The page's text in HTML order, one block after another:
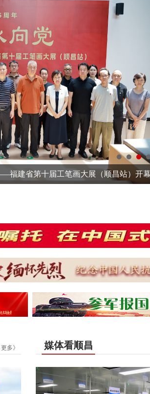
——顺昌县借赛事热度点燃夜间经济新活力
更多》 媒体看顺昌